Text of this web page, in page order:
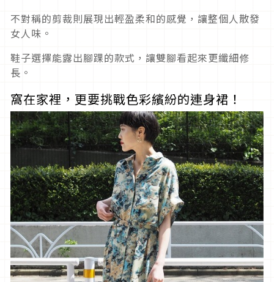
不對稱的剪裁則展現出輕盈柔和的感覺，讓整個人散發
女人味。
鞋子選擇能露出腳踝的款式，讓雙腳看起來更纖細修
長。
窩在家裡，更要挑戰色彩繽紛的連身裙！